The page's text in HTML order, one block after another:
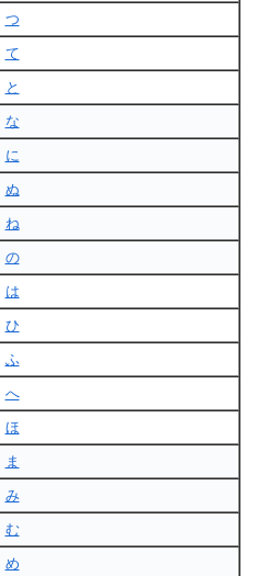
つ
て
と
な
に
ぬ
ね
の
は
ひ
ふ
へ
ほ
ま
み
む
め